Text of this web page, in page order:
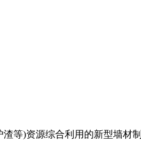
等)资源综合利用的新型墙材